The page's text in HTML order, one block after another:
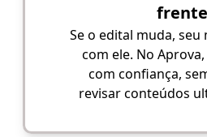
frente
Se o edital muda,
com ele. No
com confiança,
revisar conteúdos